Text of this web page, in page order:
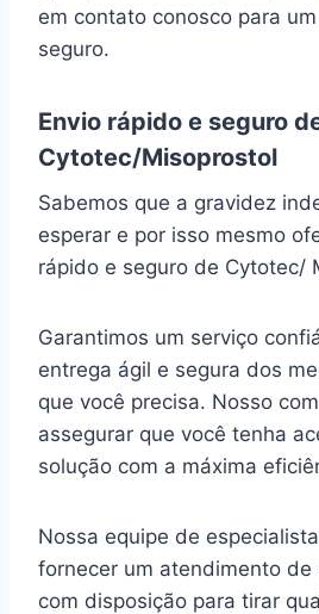
em contato conosco para
seguro.
Envio rápido e seguro
Cytotec/Misoprostol
Sabemos que a gravidez
esperar e por isso mesmo
rápido e seguro de Cytotec/
Garantimos um serviço
entrega ágil e segura dos
que você precisa. Nosso
assegurar que você tenha
solução com a máxima
Nossa equipe de
fornecer um atendimento de
com disposição para tirar